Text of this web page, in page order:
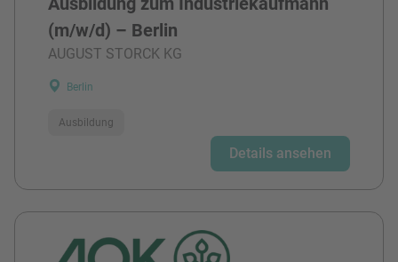
(m/w/d) – Berlin
AUGUST STORCK KG
Berlin
Ausbildung
Details ansehen